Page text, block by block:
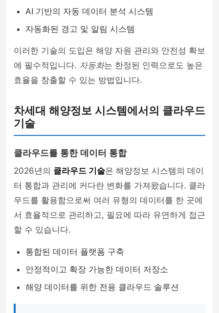
AI 기반의 자동 데이터 분석 시스템
자동화된 경고 및 알림 시스템
이러한 기술의 도입은 해양 자원 관리와 안전성 확보
에 필수적입니다. 자동화는 한정된 인력으로도 높은
효율을 창출할 수 있는 방법입니다.
차세대 해양정보 시스템에서의 클라우드
기술
클라우드를 통한 데이터 통합
2026년의 클라우드 기술은 해양정보 시스템의 데이
터 통합과 관리에 커다란 변화를 가져왔습니다. 클라
우드를 활용함으로써 여러 유형의 데이터를 한 곳에
서 효율적으로 관리하고, 필요에 따라 유연하게 접근
할 수 있습니다.
통합된 데이터 플랫폼 구축
안정적이고 확장 가능한 데이터 저장소
해양 데이터를 위한 전용 클라우드 솔루션